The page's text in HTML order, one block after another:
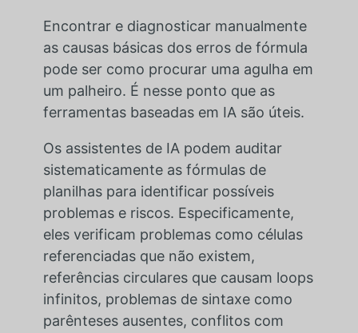
Encontrar e diagnosticar manualmente
as causas básicas dos erros de fórmula
pode ser como procurar uma agulha em
um palheiro. É nesse ponto que as
ferramentas baseadas em IA são úteis.
Os assistentes de IA podem auditar
sistematicamente as fórmulas de
planilhas para identificar possíveis
problemas e riscos. Especificamente,
eles verificam problemas como células
referenciadas que não existem,
referências circulares que causam loops
infinitos, problemas de sintaxe como
parênteses ausentes, conflitos com